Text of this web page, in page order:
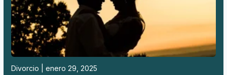
Divorcio | enero 29, 2025